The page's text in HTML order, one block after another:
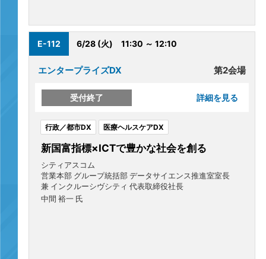
E-112 6/28 (火) 11:30 ～ 12:10
エンタープライズDX 第2会場
受付終了 詳細を見る
行政／都市DX 医療ヘルスケアDX
新国富指標×ICTで豊かな社会を創る
シティアスコム
営業本部 グループ統括部 データサイエンス推進室室長
兼 インクルーシヴシティ 代表取締役社長
中間 裕一 氏